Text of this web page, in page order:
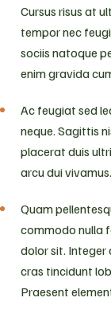
Cursus risus at
tempor nec
sociis natoque
enim gravida
Ac feugiat sed
neque. Sagittis
placerat duis
arcu dui vivamus.
Quam
commodo nulla
dolor sit. Integer
cras tincidunt
Praesent